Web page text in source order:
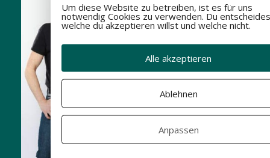
Um diese Website zu betreiben, ist es für uns
notwendig Cookies zu verwenden. Du
welche du akzeptieren willst und welche nicht.
Alle akzeptieren
Ablehnen
Anpassen